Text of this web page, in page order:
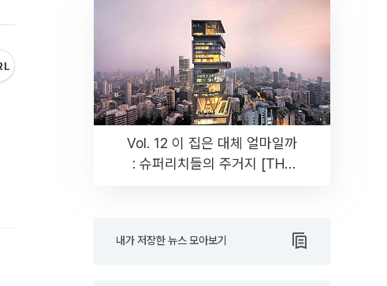
Vol. 12 이 집은 대체 얼마일까
: 슈퍼리치들의 주거지 [THE
내가 저장한 뉴스 모아보기